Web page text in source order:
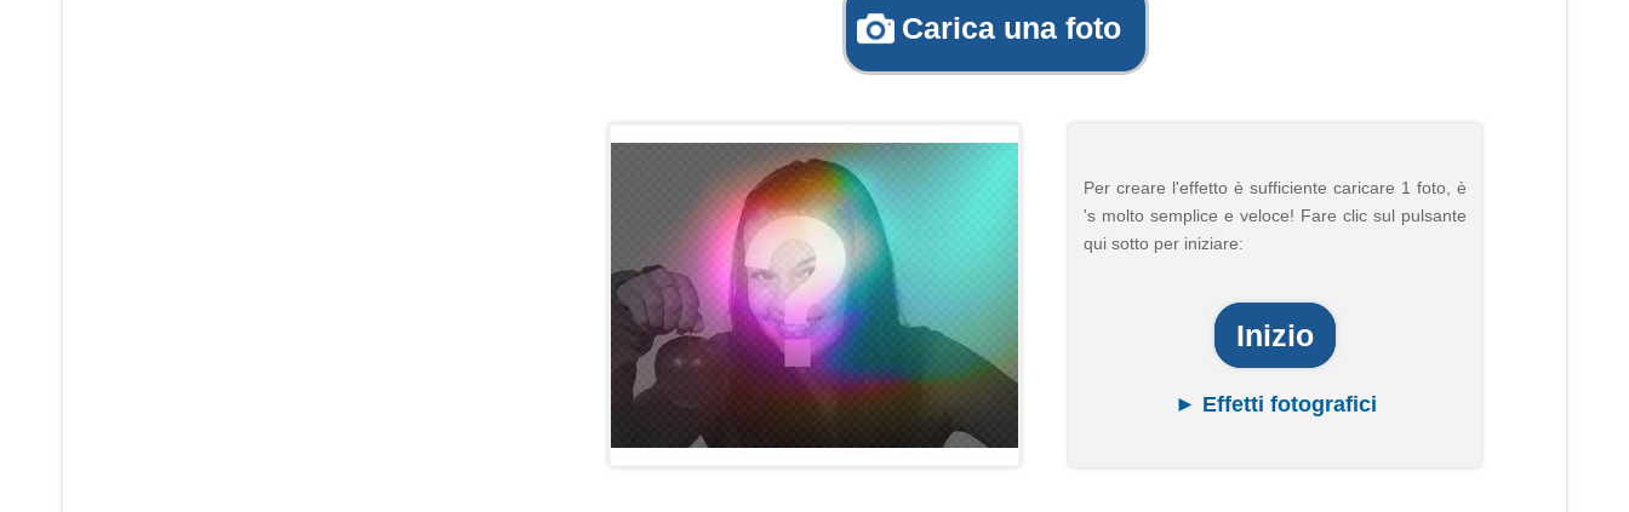
Carica una foto
Per creare l'effetto è sufficiente caricare 1 foto, è
's molto semplice e veloce! Fare clic sul pulsante
qui sotto per iniziare:
Inizio
► Effetti fotografici